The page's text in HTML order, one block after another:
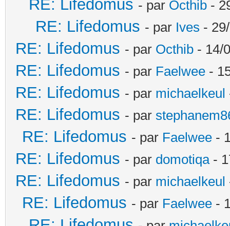
RE: Lifedomus - par Octhib -
RE: Lifedomus - par Ives -
RE: Lifedomus - par Octhib - 14/
RE: Lifedomus - par Faelwee -
RE: Lifedomus - par michaelkeul
RE: Lifedomus - par
RE: Lifedomus - par Faelwee -
RE: Lifedomus - par domotiqa-
RE: Lifedomus - par michaelkeul
RE: Lifedomus - par Faelwee -